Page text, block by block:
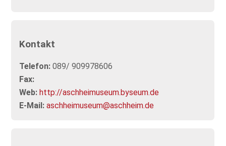
Kontakt
Telefon: 089/ 909978606
Fax:
Web: http://aschheimuseum.byseum.de
E-Mail: aschheimuseum@aschheim.de